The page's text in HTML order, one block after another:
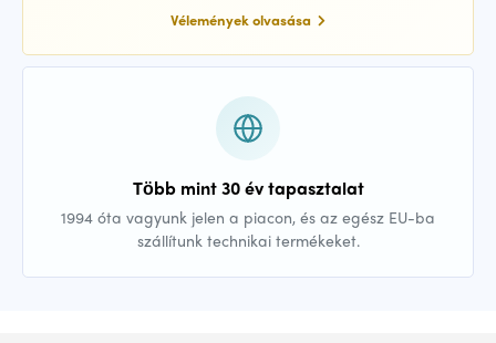
Vélemények olvasása
Több mint 30 év tapasztalat
1994 óta vagyunk jelen a piacon, és az egész EU-ba
szállítunk technikai termékeket.